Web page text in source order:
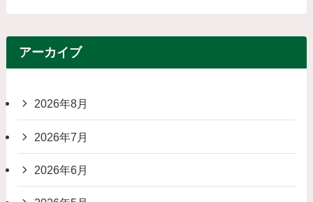
アーカイブ
2026年8月
2026年7月
2026年6月